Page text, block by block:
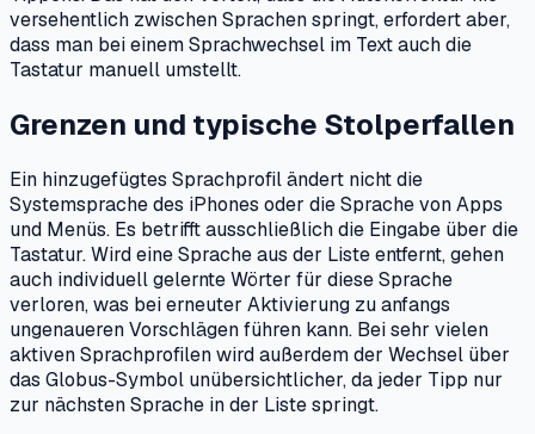
versehentlich zwischen Sprachen springt, erfordert aber,
dass man bei einem Sprachwechsel im Text auch die
Tastatur manuell umstellt.
Grenzen und typische Stolperfallen
Ein hinzugefügtes Sprachprofil ändert nicht die
Systemsprache des iPhones oder die Sprache von Apps
und Menüs. Es betrifft ausschließlich die Eingabe über die
Tastatur. Wird eine Sprache aus der Liste entfernt, gehen
auch individuell gelernte Wörter für diese Sprache
verloren, was bei erneuter Aktivierung zu anfangs
ungenaueren Vorschlägen führen kann. Bei sehr vielen
aktiven Sprachprofilen wird außerdem der Wechsel über
das Globus-Symbol unübersichtlicher, da jeder Tipp nur
zur nächsten Sprache in der Liste springt.